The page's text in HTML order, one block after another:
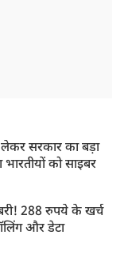
सरकार का बड़ा
को साइबर
288 रुपये के खर्च
और डेटा